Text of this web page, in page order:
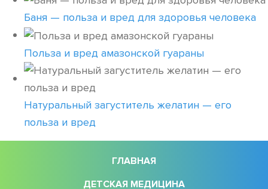
Баня — польза и вред для здоровья человека
Польза и вред амазонской гуараны
Натуральный загуститель желатин — его
польза и вред
ГЛАВНАЯ
ДЕТСКАЯ МЕДИЦИНА